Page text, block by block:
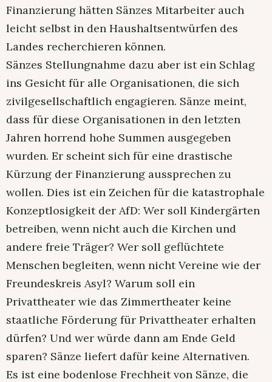
Finanzierung hätten Sänzes Mitarbeiter auch
leicht selbst in den Haushaltsentwürfen des
Landes recherchieren können.
Sänzes Stellungnahme dazu aber ist ein Schlag
ins Gesicht für alle Organisationen, die sich
zivilgesellschaftlich engagieren. Sänze meint,
dass für diese Organisationen in den letzten
Jahren horrend hohe Summen ausgegeben
wurden. Er scheint sich für eine drastische
Kürzung der Finanzierung aussprechen zu
wollen. Dies ist ein Zeichen für die katastrophale
Konzeptlosigkeit der AfD: Wer soll Kindergärten
betreiben, wenn nicht auch die Kirchen und
andere freie Träger? Wer soll geflüchtete
Menschen begleiten, wenn nicht Vereine wie der
Freundeskreis Asyl? Warum soll ein
Privattheater wie das Zimmertheater keine
staatliche Förderung für Privattheater erhalten
dürfen? Und wer würde dann am Ende Geld
sparen? Sänze liefert dafür keine Alternativen.
Es ist eine bodenlose Frechheit von Sänze, die